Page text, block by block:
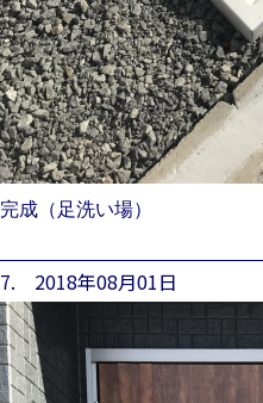
完成（足洗い場）
7. 2018年08月01日